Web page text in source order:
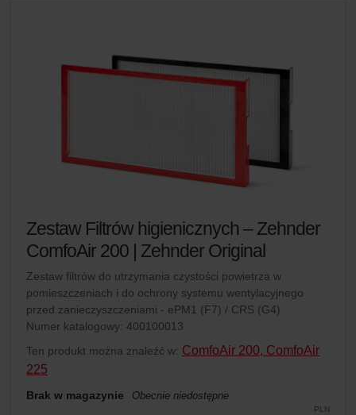
Zestaw Filtrów higienicznych – Zehnder
ComfoAir 200 | Zehnder Original
Zestaw filtrów do utrzymania czystości powietrza w
pomieszczeniach i do ochrony systemu wentylacyjnego
przed zanieczyszczeniami - ePM1 (F7) / CRS (G4)
Numer katalogowy: 400100013
Ten produkt można znaleźć w: ComfoAir 200, ComfoAir
225
Brak w magazynie Obecnie niedostępne
PLN